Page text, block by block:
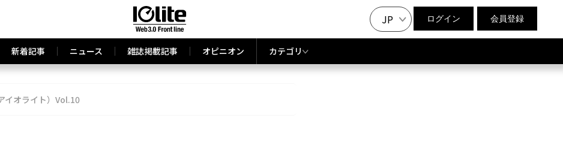
JP ログイン 会員登録
新着記事 ニュース 雑誌掲載記事 オピニオン カテゴリ
イオライト）Vol.10